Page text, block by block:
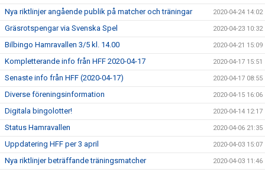
Nya riktlinjer angående publik på matcher och träningar 2020-04-24 14:02
Gräsrotspengar via Svenska Spel 2020-04-23 10:32
Bilbingo Hamravallen 3/5 kl. 14.00 2020-04-21 15:09
Kompletterande info från HFF 2020-04-17 2020-04-17 15:51
Senaste info från HFF (2020-04-17) 2020-04-17 08:55
Diverse föreningsinformation 2020-04-15 16:06
Digitala bingolotter! 2020-04-14 12:17
Status Hamravallen 2020-04-06 21:35
Uppdatering HFF per 3 april 2020-04-03 15:07
Nya riktlinjer beträffande träningsmatcher 2020-04-03 11:46